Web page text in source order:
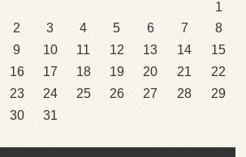
1
2
3 4 5 6 7
8
9
10 11 12 13 14
15
16
17 18 19 20 21
22
23
24 25 26 27 28
29
30
31